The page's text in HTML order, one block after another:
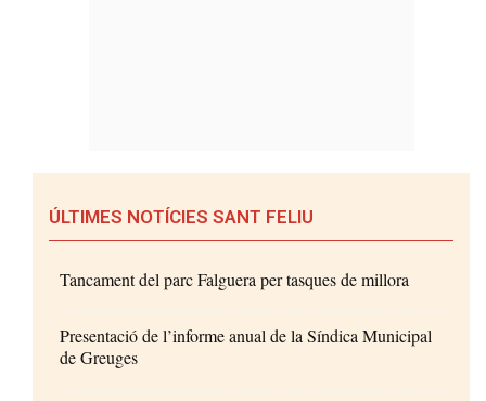
ÚLTIMES NOTÍCIES SANT FELIU
Tancament del parc Falguera per tasques de millora
Presentació de l’informe anual de la Síndica Municipal
de Greuges